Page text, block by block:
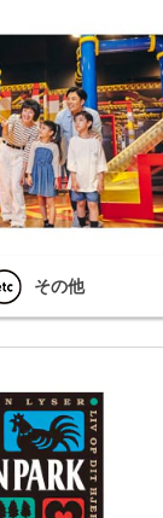
その他